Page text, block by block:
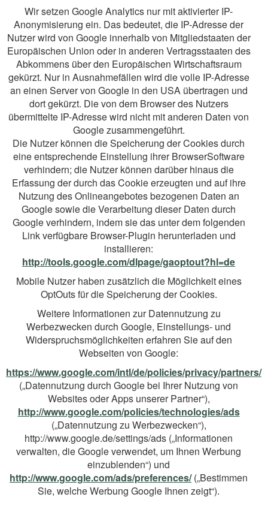
Wir setzen Google Analytics nur mit aktivierter IP-
Anonymisierung ein. Das bedeutet, die IP-Adresse der
Nutzer wird von Google innerhalb von Mitgliedstaaten der
Europäischen Union oder in anderen Vertragsstaaten des
Abkommens über den Europäischen Wirtschaftsraum
gekürzt. Nur in Ausnahmefällen wird die volle IP-Adresse
an einen Server von Google in den USA übertragen und
dort gekürzt. Die von dem Browser des Nutzers
übermittelte IP-Adresse wird nicht mit anderen Daten von
Google zusammengeführt.
Die Nutzer können die Speicherung der Cookies durch
eine entsprechende Einstellung ihrer BrowserSoftware
verhindern; die Nutzer können darüber hinaus die
Erfassung der durch das Cookie erzeugten und auf ihre
Nutzung des Onlineangebotes bezogenen Daten an
Google sowie die Verarbeitung dieser Daten durch
Google verhindern, indem sie das unter dem folgenden
Link verfügbare Browser-Plugin herunterladen und
installieren:
http://tools.google.com/dlpage/gaoptout?hl=de
Mobile Nutzer haben zusätzlich die Möglichkeit eines
OptOuts für die Speicherung der Cookies.
Weitere Informationen zur Datennutzung zu
Werbezwecken durch Google, Einstellungs- und
Widerspruchsmöglichkeiten erfahren Sie auf den
Webseiten von Google:
https://www.google.com/intl/de/policies/privacy/partners/
(„Datennutzung durch Google bei Ihrer Nutzung von
Websites oder Apps unserer Partner“),
http://www.google.com/policies/technologies/ads
(„Datennutzung zu Werbezwecken“),
http://www.google.de/settings/ads („Informationen
verwalten, die Google verwendet, um Ihnen Werbung
einzublenden“) und
http://www.google.com/ads/preferences/(„Bestimmen
Sie, welche Werbung Google Ihnen zeigt“).